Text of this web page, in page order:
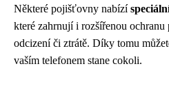
Některé pojišťovny nabízí
které zahrnují i ​​rozšířenou
odcizení či ztrátě. Díky tomu
vaším telefonem stane cokoli.